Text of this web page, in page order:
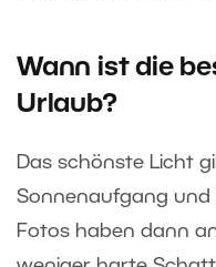
Wann ist die
Urlaub?
Das schönste Licht
Sonnenaufgang und
Fotos haben dann